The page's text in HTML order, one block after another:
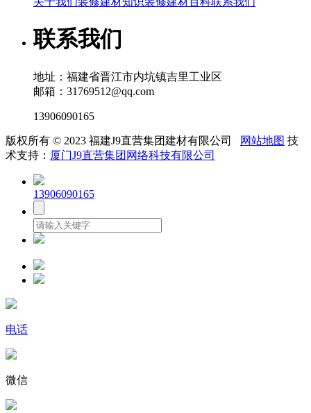
联系我们
地址：福建省晋江市内坑镇吉里工业区
邮箱：31769512@qq.com
13906090165
版权所有 © 2023 福建J9直营集团建材有限公司 网站地图 技
术支持： 厦门J9直营集团网络科技有限公司
13906090165
电话
微信